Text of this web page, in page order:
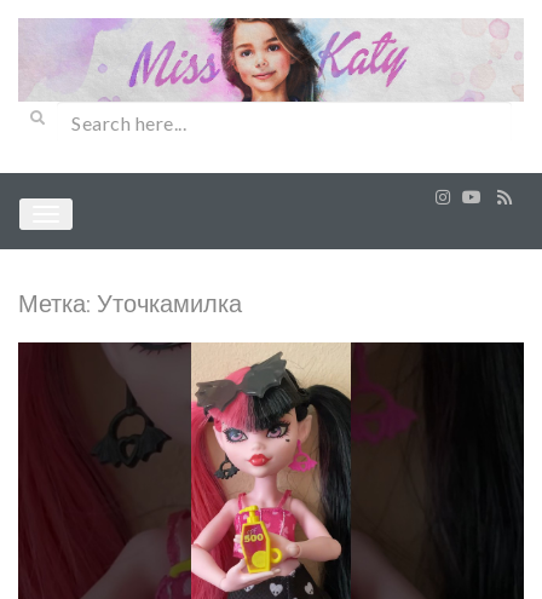
Метка: Уточкамилка